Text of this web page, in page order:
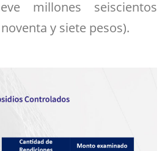
millones seiscientos
y siete pesos).